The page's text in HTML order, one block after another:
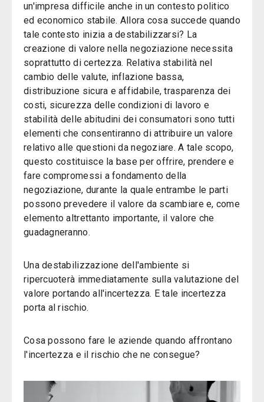
un'impresa difficile anche in un contesto politico
ed economico stabile. Allora cosa succede quando
tale contesto inizia a destabilizzarsi? La
creazione di valore nella negoziazione necessita
soprattutto di certezza. Relativa stabilità nel
cambio delle valute, inflazione bassa,
distribuzione sicura e affidabile, trasparenza dei
costi, sicurezza delle condizioni di lavoro e
stabilità delle abitudini dei consumatori sono tutti
elementi che consentiranno di attribuire un valore
relativo alle questioni da negoziare. A tale scopo,
questo costituisce la base per offrire, prendere e
fare compromessi a fondamento della
negoziazione, durante la quale entrambe le parti
possono prevedere il valore da scambiare e, come
elemento altrettanto importante, il valore che
guadagneranno.
Una destabilizzazione dell'ambiente si
ripercuoterà immediatamente sulla valutazione del
valore portando all'incertezza. E tale incertezza
porta al rischio.
Cosa possono fare le aziende quando affrontano
l'incertezza e il rischio che ne consegue?